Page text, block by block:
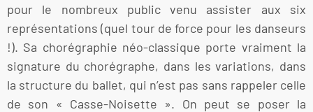
pour le nombreux public venu assister aux six
représentations (quel tour de force pour les danseurs
!). Sa chorégraphie néo-classique porte vraiment la
signature du chorégraphe, dans les variations, dans
la structure du ballet, qui n’est pas sans rappeler celle
de son « Casse-Noisette ». On peut se poser la